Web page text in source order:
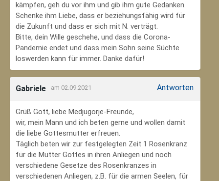
kämpfen, geh du vor ihm und gib ihm gute Gedanken.
Schenke ihm Liebe, dass er beziehungsfähig wird für
die Zukunft und dass er sich mit N. verträgt.
Bitte, dein Wille geschehe, und dass die Corona-
Pandemie endet und dass mein Sohn seine Süchte
loswerden kann für immer. Danke dafür!
Gabriele am 02.09.2021 Antworten
Grüß Gott, liebe Medjugorje-Freunde,
wir, mein Mann und ich beten gerne und wollen damit
die liebe Gottesmutter erfreuen.
Täglich beten wir zur festgelegten Zeit 1 Rosenkranz
für die Mutter Gottes in ihren Anliegen und noch
verschiedene Gesetze des Rosenkranzes in
verschiedenen Anliegen, z.B. für die armen Seelen, für